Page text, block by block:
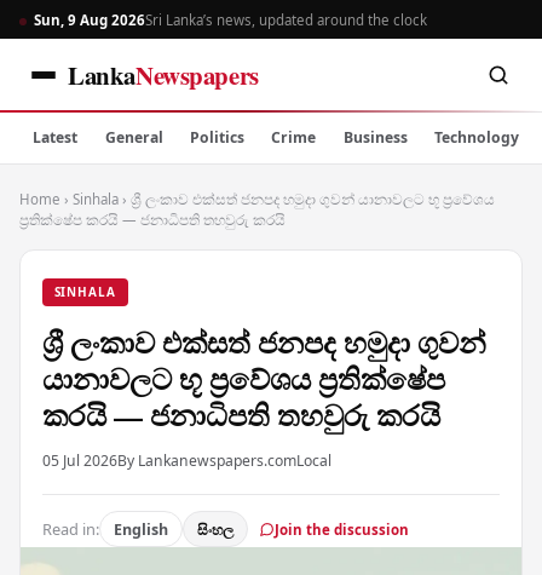
Sun, 9 Aug 2026Sri Lanka’s news, updated around the clock
LankaNewspapers
Latest General Politics Crime Business Technology
Home › Sinhala › ශ්‍රී ලංකාව එක්සත් ජනපද හමුදා ගුවන් යානාවලට භූ ප්‍රවේශය
ප්‍රතික්ෂේප කරයි — ජනාධිපති තහවුරු කරයි
SINHALA
ශ්‍රී ලංකාව එක්සත් ජනපද හමුදා ගුවන්
යානාවලට භූ ප්‍රවේශය ප්‍රතික්ෂේප
කරයි — ජනාධිපති තහවුරු කරයි
05 Jul 2026By Lankanewspapers.comLocal
Read in: English සිංහල Join the discussion